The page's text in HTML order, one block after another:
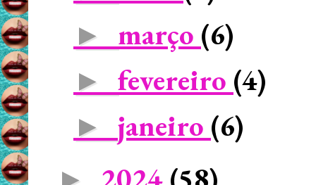
► março (6)
► fevereiro (4)
► janeiro (6)